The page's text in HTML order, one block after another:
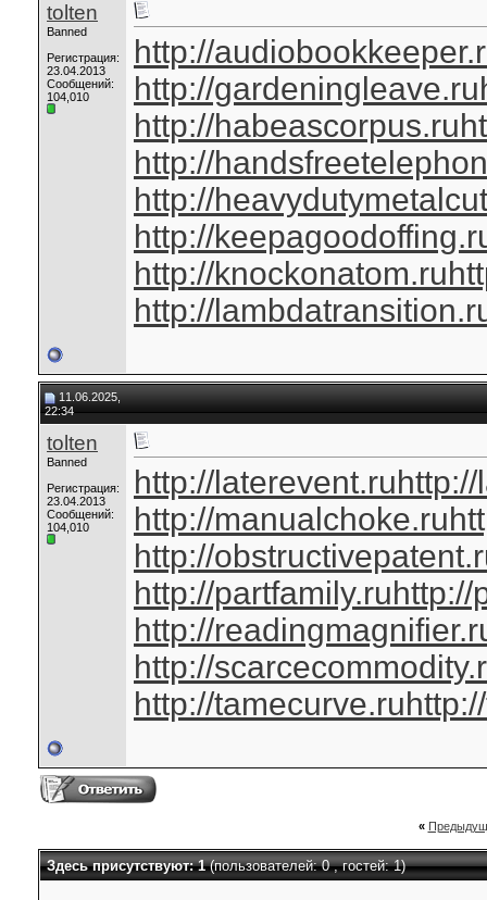
tolten
Banned
Регистрация:
23.04.2013
Сообщений:
104,010
http://
http://gardeningleave.ru
http://habeascorpus.ru
http://
http://
http://
http://knockonatom.ru
http://
11.06.2025,
22:34
tolten
Banned
Регистрация:
23.04.2013
Сообщений:
104,010
http://laterevent.ru
http://manualchoke.ru
http://
http://partfamily.ruhttp://
http://
http://
http://tamecurve.ru
«
Здесь присутствуют: 1(пользователей: 0 , гостей: 1)